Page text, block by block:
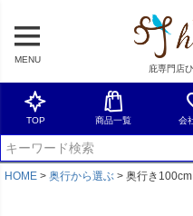
MENU
庇専門店
TOP 商品一覧 会
HOME 奥行から選ぶ 奥行き100cm